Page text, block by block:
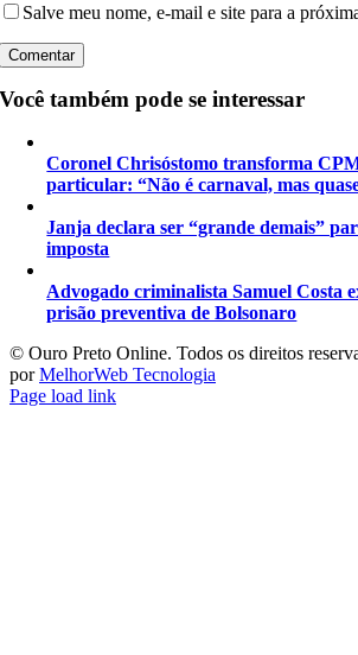
Salve meu nome, e-mail e site para a
Você também pode se interessar
Coronel Chrisóstomo transforma
particular: “Não é carnaval, mas
Janja declara ser “grande demais”
imposta
Advogado criminalista Samuel Costa
prisão preventiva de Bolsonaro
©️ Ouro Preto Online. Todos os direitos
porMelhorWeb Tecnologia
Page load link